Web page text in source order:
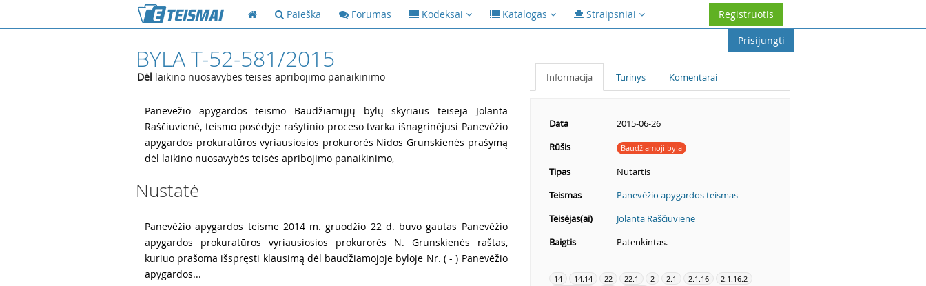
Paieška Forumas Kodeksai Katalogas Straipsniai
Registruotis
Prisijungti
BYLA T-52-581/2015
Dėl laikino nuosavybės teisės apribojimo panaikinimo
Panevėžio apygardos teismo Baudžiamųjų bylų skyriaus teisėja Jolanta
Raščiuvienė, teismo posėdyje rašytinio proceso tvarka išnagrinėjusi Panevėžio
apygardos prokuratūros vyriausiosios prokurorės Nidos Grunskienės prašymą
dėl laikino nuosavybės teisės apribojimo panaikinimo,
Nustatė
Panevėžio apygardos teisme 2014 m. gruodžio 22 d. buvo gautas Panevėžio
apygardos prokuratūros vyriausiosios prokurorės N. Grunskienės raštas,
kuriuo prašoma išspręsti klausimą dėl baudžiamojoje byloje Nr. ( - ) Panevėžio
apygardos...
Informacija Turinys Komentarai
Data
2015-06-26
Rūšis
Baudžiamoji byla
Tipas
Nutartis
Teismas
Panevėžio apygardos teismas
Teisėjas(ai)
Jolanta Raščiuvienė
Baigtis
Patenkintas.
14 14.14 22 22.1 2 2.1 2.1.16
2.1.16.2